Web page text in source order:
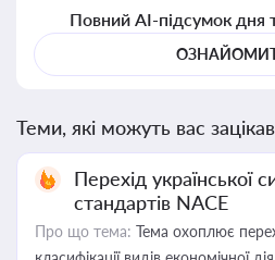
Повний AI-підсумок дня
Теми, які можуть вас
Перехід
стандартів NACE
Про що тема: Тема охоплює